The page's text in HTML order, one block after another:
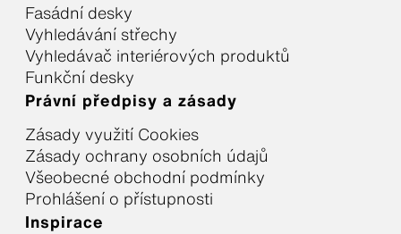
Fasádní desky
Vyhledávání střechy
Vyhledávač interiérových produktů
Funkční desky
Právní předpisy a zásady
Zásady využití Cookies
Zásady ochrany osobních údajů
Všeobecné obchodní podmínky
Prohlášení o přístupnosti
Inspirace